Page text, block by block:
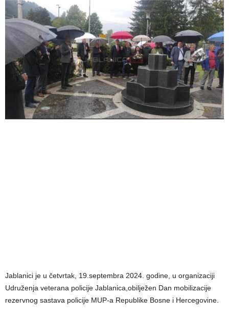
Jablanici je u četvrtak, 19.septembra 2024. godine, u organizaciji
Udruženja veterana policije Jablanica,obilježen Dan mobilizacije
rezervnog sastava policije MUP-a Republike Bosne i Hercegovine.